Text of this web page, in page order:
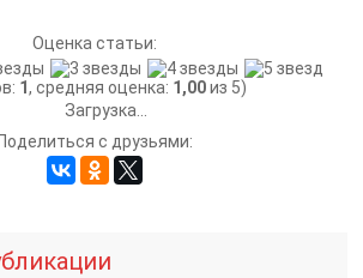
Оценка статьи:
1, средняя оценка: 1,00из 5)
Загрузка...
Поделиться с друзьями: